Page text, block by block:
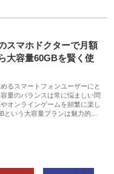
スマホドクターで月額
大容量60GBを賢く使
るスマートフォンユーザーにと
量のバランスは常に悩ましい問
オンラインゲームを頻繁に楽し
という大容量プランは魅力的…